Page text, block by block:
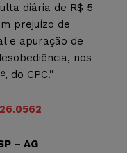
diária de R$ 5
prejuízo de
e apuração de
nos
do CPC.”
– AG